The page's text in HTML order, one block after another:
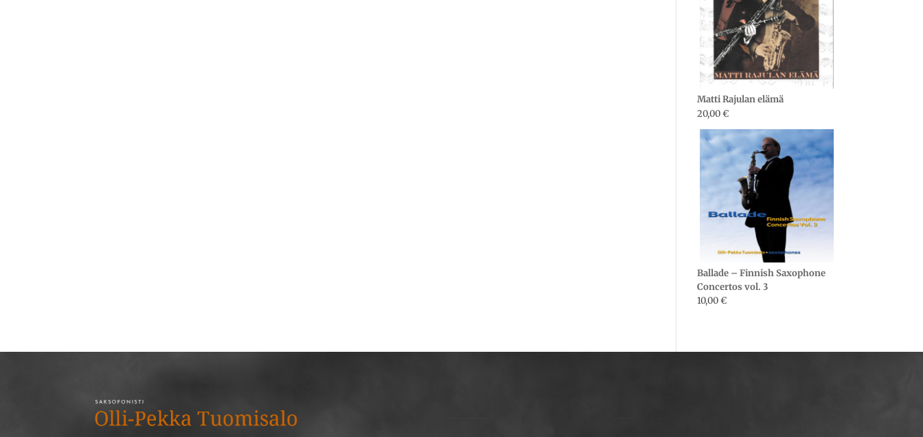
Matti Rajulan elämä
20,00€
Ballade – Finnish Saxophone
Concertos vol. 3
10,00€